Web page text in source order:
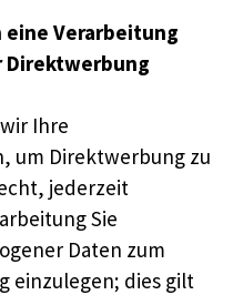
Verarbeitung
Direktwerbung
Ihre
um Direktwerbung zu
jederzeit
Sie
Daten zum
einzulegen; dies gilt